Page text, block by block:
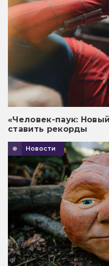
«Человек-паук:
ставить рекорды
Новости